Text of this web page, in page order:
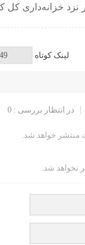
خزانه‌داری کل
لینک کوتاه
در انتظار بررسی : 0
منتشر خواهد شد.
نخواهد شد.